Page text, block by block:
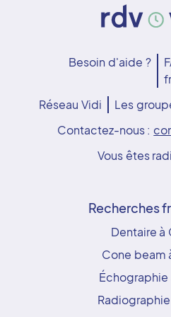
Besoin d'aide ?
Réseau Vidi
Les
Contactez-nous :
Vous êtes
Recherches
Dentaire à
Cone beam
Échographie